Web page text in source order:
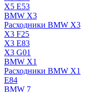
X5 E53
BMW X3
Расходники BMW X3
X3 F25
X3 E83
X3 G01
BMW X1
Расходники BMW X1
E84
BMW 7